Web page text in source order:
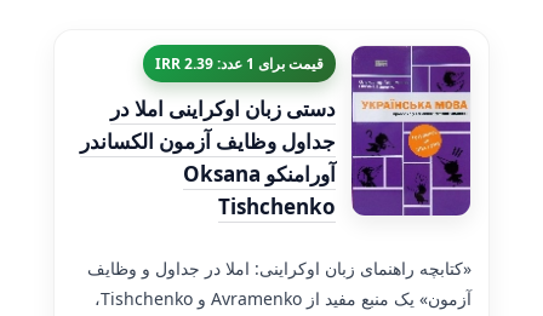
قیمت برای 1 عدد: 2.39 IRR
دستی زبان اوکراینی املا در
جداول وظایف آزمون الکساندر
آورامنکو Oksana
Tishchenko
«کتابچه راهنمای زبان اوکراینی: املا در جداول و وظایف
آزمون» یک منبع مفید از Avramenko و Tishchenko،